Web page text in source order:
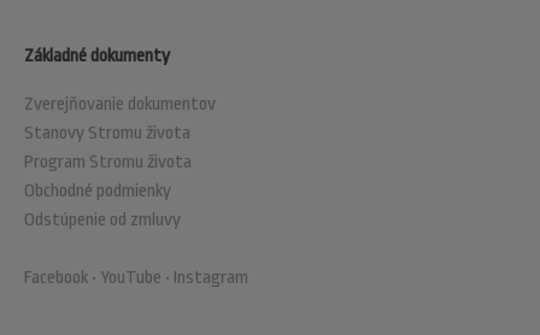
Základné dokumenty
Zverejňovanie dokumentov
Stanovy Stromu života
Program Stromu života
Obchodné podmienky
Odstúpenie od zmluvy
Facebook • YouTube • Instagram